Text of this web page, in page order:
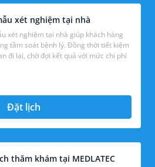
xét nghiệm tại nhà
xét nghiệm tại nhà giúp khách hàng
tầm soát bệnh lý. Đồng thời tiết kiệm
quả với mức chi phí
Đặt lịch
thăm khám tại MEDLATEC